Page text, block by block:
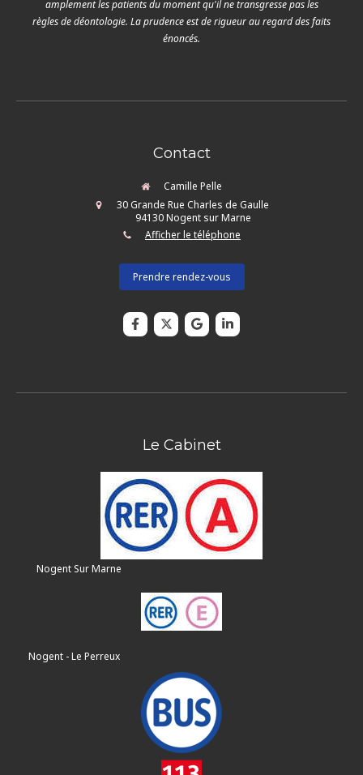
amplement les patients du moment qu'il ne transgresse pas les
règles de déontologie. La prudence est de rigueur au regard des faits
énoncés.
Contact
Camille Pelle
30 Grande Rue Charles de Gaulle
94130 Nogent sur Marne
Afficher le téléphone
Prendre rendez-vous
Le Cabinet
Nogent Sur Marne
Nogent - Le Perreux